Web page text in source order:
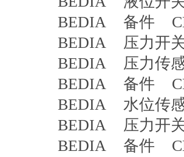
BEDIA 备件
BEDIA 压力开
BEDIA 压力传
BEDIA 备件
BEDIA 水位传感
BEDIA 压力开
BEDIA 备件